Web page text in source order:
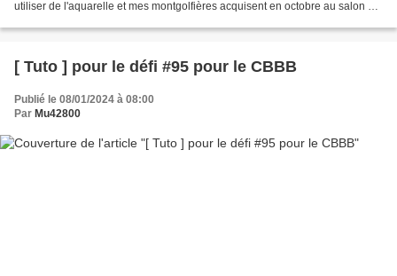
utiliser de l'aquarelle et mes montgolfières acquisent en octobre au salon du
[ Tuto ] pour le défi #95 pour le CBBB
Publié le 08/01/2024 à 08:00
Par Mu42800